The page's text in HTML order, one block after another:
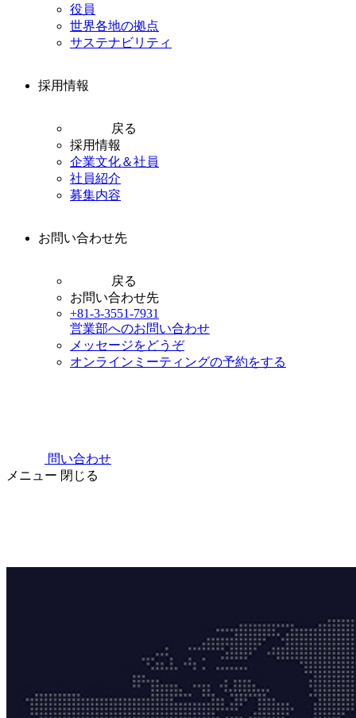
役員
世界各地の拠点
サステナビリティ
採用情報
戻る
採用情報
企業文化＆社員
社員紹介
募集内容
お問い合わせ先
戻る
お問い合わせ先
+81-3-3551-7931
営業部へのお問い合わせ
メッセージをどうぞ
オンラインミーティングの予約をする
問い合わせ
メニュー 閉じる